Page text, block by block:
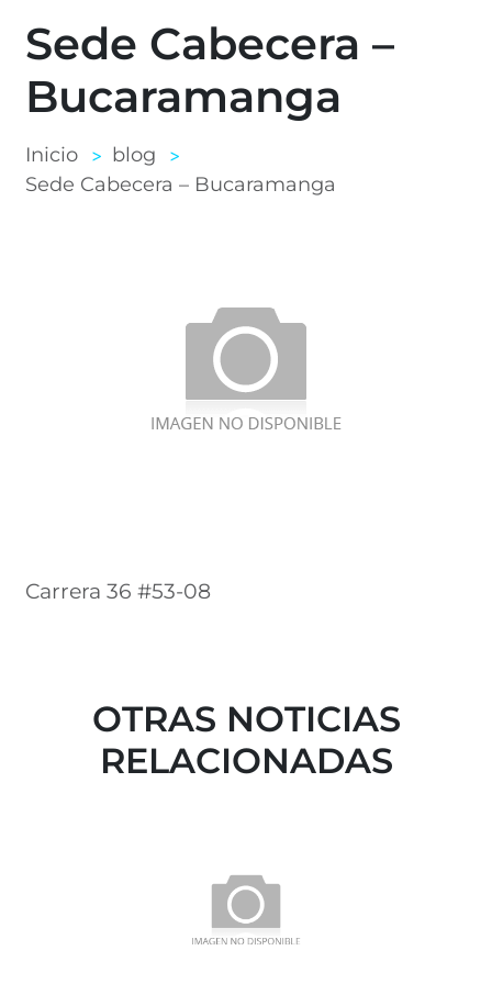
Sede Cabecera –
Bucaramanga
Inicio
blog
Sede Cabecera – Bucaramanga
Carrera 36 #53-08
OTRAS NOTICIAS
RELACIONADAS